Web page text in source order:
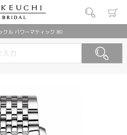
クル パワーマティック 80